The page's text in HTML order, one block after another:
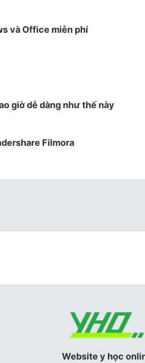
và Office miễn phí
giờ dễ dàng như thế này
Filmora
Website y học